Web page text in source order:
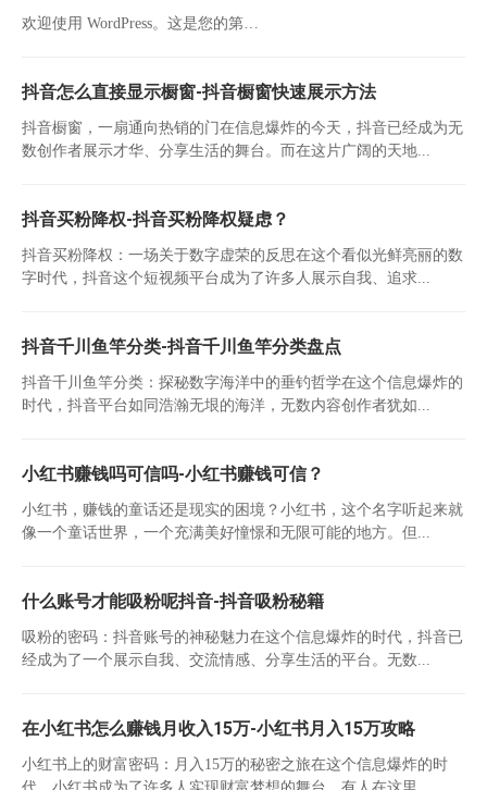
欢迎使用 WordPress。这是您的第…
抖音怎么直接显示橱窗-抖音橱窗快速展示方法
抖音橱窗，一扇通向热销的门在信息爆炸的今天，抖音已经成为无
数创作者展示才华、分享生活的舞台。而在这片广阔的天地...
抖音买粉降权-抖音买粉降权疑虑？
抖音买粉降权：一场关于数字虚荣的反思在这个看似光鲜亮丽的数
字时代，抖音这个短视频平台成为了许多人展示自我、追求...
抖音千川鱼竿分类-抖音千川鱼竿分类盘点
抖音千川鱼竿分类：探秘数字海洋中的垂钓哲学在这个信息爆炸的
时代，抖音平台如同浩瀚无垠的海洋，无数内容创作者犹如...
小红书赚钱吗可信吗-小红书赚钱可信？
小红书，赚钱的童话还是现实的困境？小红书，这个名字听起来就
像一个童话世界，一个充满美好憧憬和无限可能的地方。但...
什么账号才能吸粉呢抖音-抖音吸粉秘籍
吸粉的密码：抖音账号的神秘魅力在这个信息爆炸的时代，抖音已
经成为了一个展示自我、交流情感、分享生活的平台。无数...
在小红书怎么赚钱月收入15万-小红书月入15万攻略
小红书上的财富密码：月入15万的秘密之旅在这个信息爆炸的时